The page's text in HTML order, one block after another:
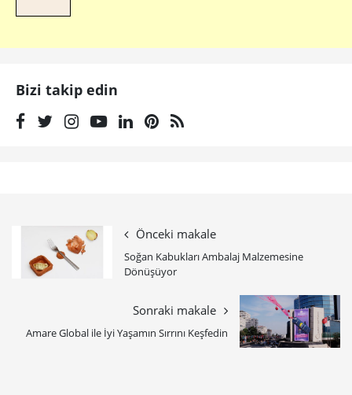
Bizi takip edin
Önceki makale
Soğan Kabukları Ambalaj Malzemesine
Dönüşüyor
Sonraki makale
Amare Global ile İyi Yaşamın Sırrını Keşfedin